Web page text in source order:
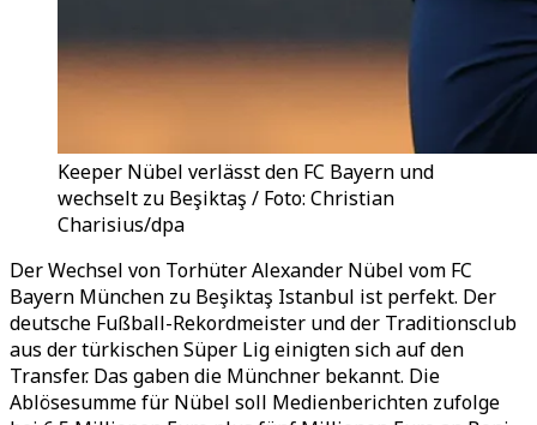
Keeper Nübel verlässt den FC Bayern und
wechselt zu Beşiktaş / Foto: Christian
Charisius/dpa
Der Wechsel von Torhüter Alexander Nübel vom FC
Bayern München zu Beşiktaş Istanbul ist perfekt. Der
deutsche Fußball-Rekordmeister und der Traditionsclub
aus der türkischen Süper Lig einigten sich auf den
Transfer. Das gaben die Münchner bekannt. Die
Ablösesumme für Nübel soll Medienberichten zufolge